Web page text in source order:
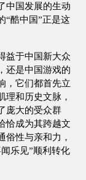
中国发展的生动
“酷中国”正是这
益于中国新大众
还是中国游戏的
，它们都首先立
理和历史文脉，
庞大的受众群
恰成为其跨越文
俗性与亲和力，
乐见”顺利转化